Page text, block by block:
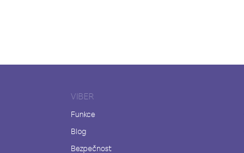
VIBER
Funkce
Blog
Bezpečnost